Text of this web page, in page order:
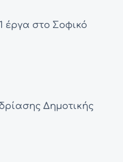
έργα στο Σοφικό
Δημοτικής